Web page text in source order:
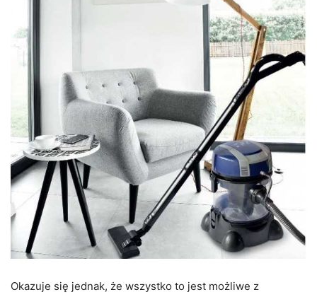
Okazuje się jednak, że wszystko to jest możliwe z